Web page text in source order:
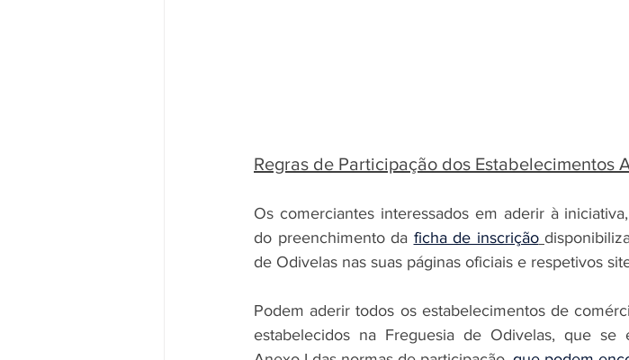
Regras de Participação dos Estabelecimentos
Os comerciantes interessados em aderir à
do preenchimento da ficha de inscrição
de Odivelas nas suas páginas oficiais e respetivos
Podem aderir todos os estabelecimentos de
estabelecidos na Freguesia de Odivelas, que se